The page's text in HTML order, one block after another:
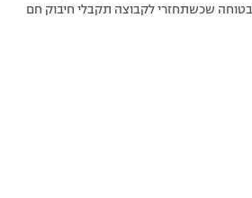
שכשתחזרי לקבוצה תקבלי חיבוק חם